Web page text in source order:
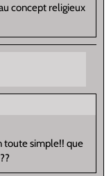
concept religieux
toute simple!! que